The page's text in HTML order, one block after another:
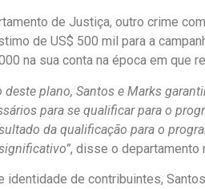
de Justiça, outro crime
de US$ 500 mil para a
na sua conta na época em que
deste plano, Santos e Marks
para se qualificar para o
da qualificação para o
, disse o departamento
identidade de contribuintes,